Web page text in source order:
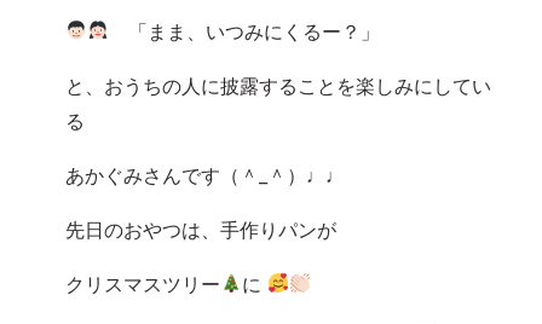
「まま、いつみにくるー？」
と、おうちの人に披露することを楽しみにしてい
る
あかぐみさんです（＾_＾）♩♩
先日のおやつは、手作りパンが
クリスマスツリー に